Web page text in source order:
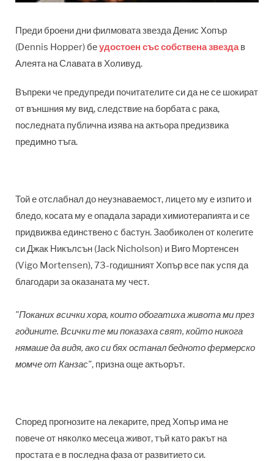
Преди броени дни филмовата звезда Денис Хопър
(Dennis Hopper) беудостоен със собствена звездав
Алеята на Славата в Холивуд.
Въпреки че предупреди почитателите си да не се шокират
от външния му вид, следствие на борбата с рака,
последната публична изява на актьора предизвика
предимно тъга.
Той е отслабнал до неузнаваемост, лицето му е изпито и
бледо, косата му е опадала заради химиотерапията и се
придвижва единствено с бастун. Заобиколен от колегите
си Джак Никълсън (Jack Nicholson) и Виго Мортенсен
(Vigo Mortensen), 73-годишният Хопър все пак успя да
благодари за оказаната му чест.
"Поканих всички хора, които обогатиха живота ми през
годините. Всички те ми показаха свят, който никога
нямаше да видя, ако си бях останал бедното фермерско
момче от Канзас", призна още актьорът.
Според прогнозите на лекарите, пред Хопър има не
повече от няколко месеца живот, тъй като ракът на
простата е в последна фаза от развитието си.